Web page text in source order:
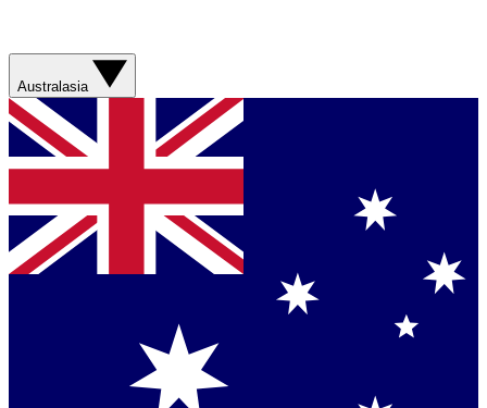
Australasia